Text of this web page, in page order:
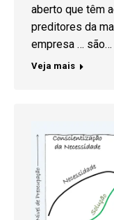
aberto que têm
preditores da
empresa … são…
Veja mais